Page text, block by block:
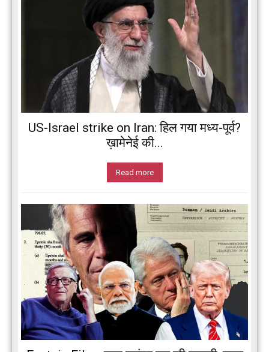
US-Israel strike on Iran: हिल गया मध्य-पूर्व?
ख़ामेनेई की...
Read more